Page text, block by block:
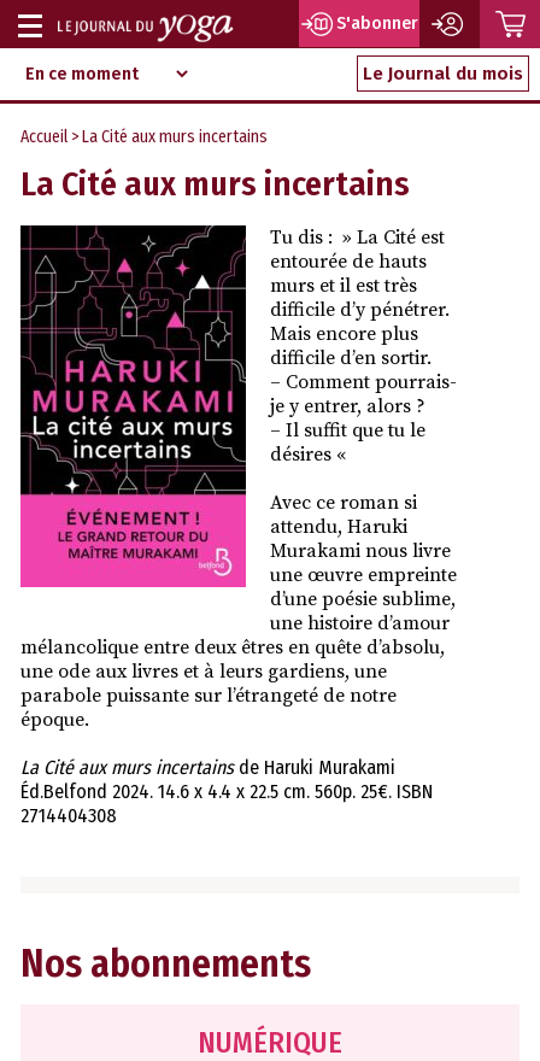
Aller
au
contenu
d‘information
indépendant
Afficher
ou
masquer
navigation
S'abonner
Le Journal du mois
Accueil > La Cité aux murs incertains
La Cité aux murs incertains
Tu dis : » La Cité est
entourée de hauts
murs et il est très
difficile d’y pénétrer.
Mais encore plus
difficile d’en sortir.
– Comment pourrais-
je y entrer, alors ?
– Il suffit que tu le
désires «
Avec ce roman si
attendu, Haruki
Murakami nous livre
une œuvre empreinte
d’une poésie sublime,
une histoire d’amour
mélancolique entre deux êtres en quête d’absolu,
une ode aux livres et à leurs gardiens, une
parabole puissante sur l’étrangeté de notre
époque.
La Cité aux murs incertainsde Haruki Murakami
Éd.Belfond 2024. 14.6 x 4.4 x 22.5 cm. 560p. 25€. ISBN
2714404308
Nos abonnements
NUMÉRIQUE